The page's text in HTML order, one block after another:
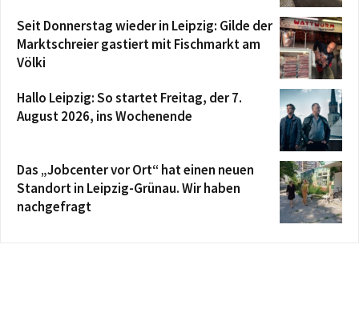
Seit Donnerstag wieder in Leipzig: Gilde der
Marktschreier gastiert mit Fischmarkt am
Völki
Hallo Leipzig: So startet Freitag, der 7.
August 2026, ins Wochenende
Das „Jobcenter vor Ort“ hat einen neuen
Standort in Leipzig-Grünau. Wir haben
nachgefragt